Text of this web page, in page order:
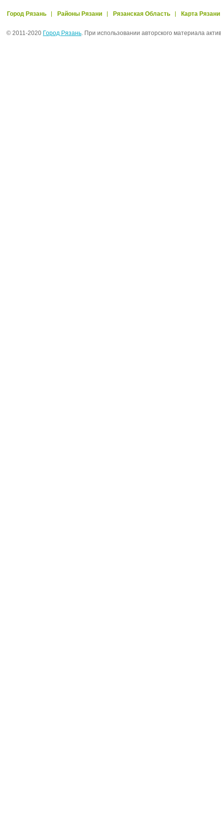
Город Рязань Районы Рязани Рязанская Область Карта Рязани
© 2011-2020 Город Рязань. При использовании авторского материала